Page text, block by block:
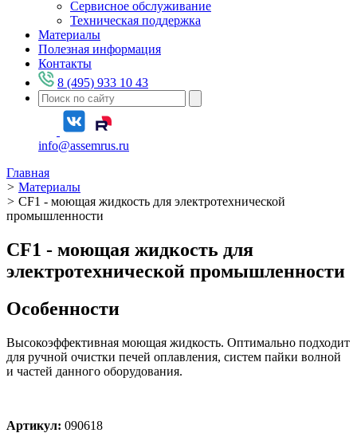
Сервисное обслуживание
Техническая поддержка
Материалы
Полезная информация
Контакты
8 (495) 933 10 43
info@assemrus.ru
Главная
> Материалы
> CF1 - моющая жидкость для электротехнической
промышленности
CF1 - моющая жидкость для
электротехнической промышленности
Особенности
Высокоэффективная моющая жидкость. Оптимально подходит
для ручной очистки печей оплавления, систем пайки волной
и частей данного оборудования.
Артикул: 090618